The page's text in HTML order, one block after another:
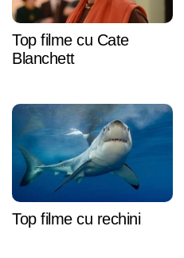
Top filme cu Cate
Blanchett
Top filme cu rechini